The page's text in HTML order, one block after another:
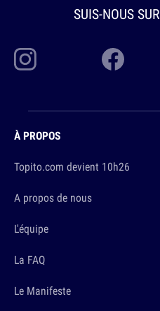
SUIS-NOUS SUR
À PROPOS
Topito.com devient 10h26
A propos de nous
L'équipe
La FAQ
Le Manifeste